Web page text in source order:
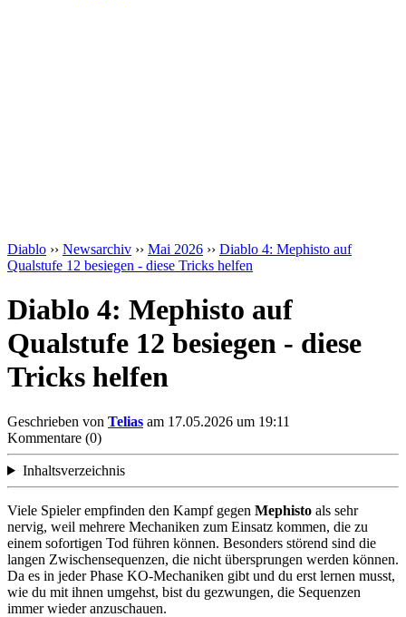
Diablo ›› Newsarchiv ›› Mai 2026 ›› Diablo 4: Mephisto auf
Qualstufe 12 besiegen - diese Tricks helfen
Diablo 4: Mephisto auf
Qualstufe 12 besiegen - diese
Tricks helfen
Geschrieben von Telias am 17.05.2026 um 19:11
Kommentare (0)
Inhaltsverzeichnis
Viele Spieler empfinden den Kampf gegen Mephisto als sehr
nervig, weil mehrere Mechaniken zum Einsatz kommen, die zu
einem sofortigen Tod führen können. Besonders störend sind die
langen Zwischensequenzen, die nicht übersprungen werden können.
Da es in jeder Phase KO-Mechaniken gibt und du erst lernen musst,
wie du mit ihnen umgehst, bist du gezwungen, die Sequenzen
immer wieder anzuschauen.